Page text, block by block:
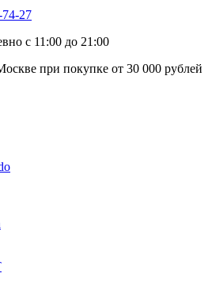
27
с 11:00 до 21:00
при покупке от 30 000 рублей